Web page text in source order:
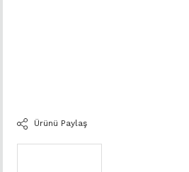
Ürünü Paylaş